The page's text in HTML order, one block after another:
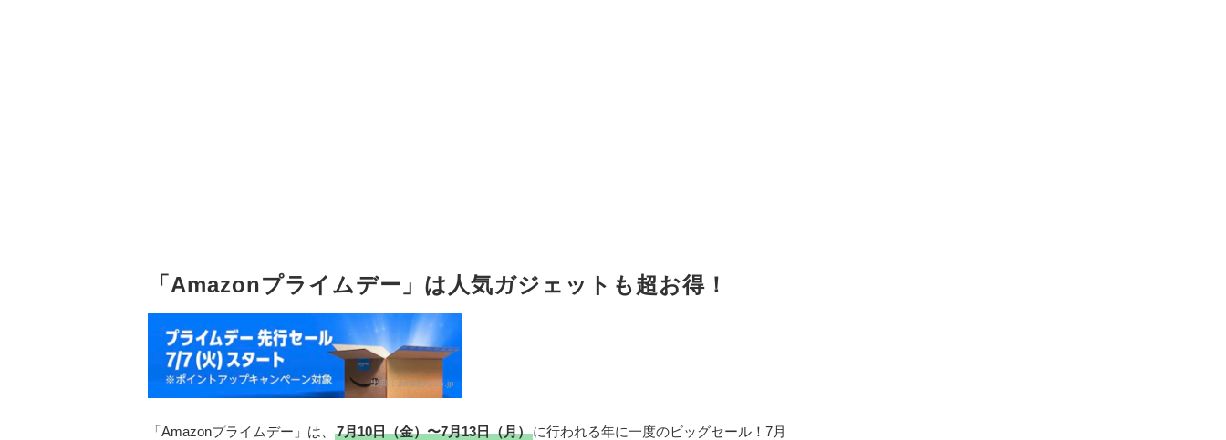
「Amazonプライムデー」は人気ガジェットも超お得！
出典： amazon.co.jp
「Amazonプライムデー」は、 7月10日（金）〜7月13日（月）に行われる年に一度のビッグセール！7月